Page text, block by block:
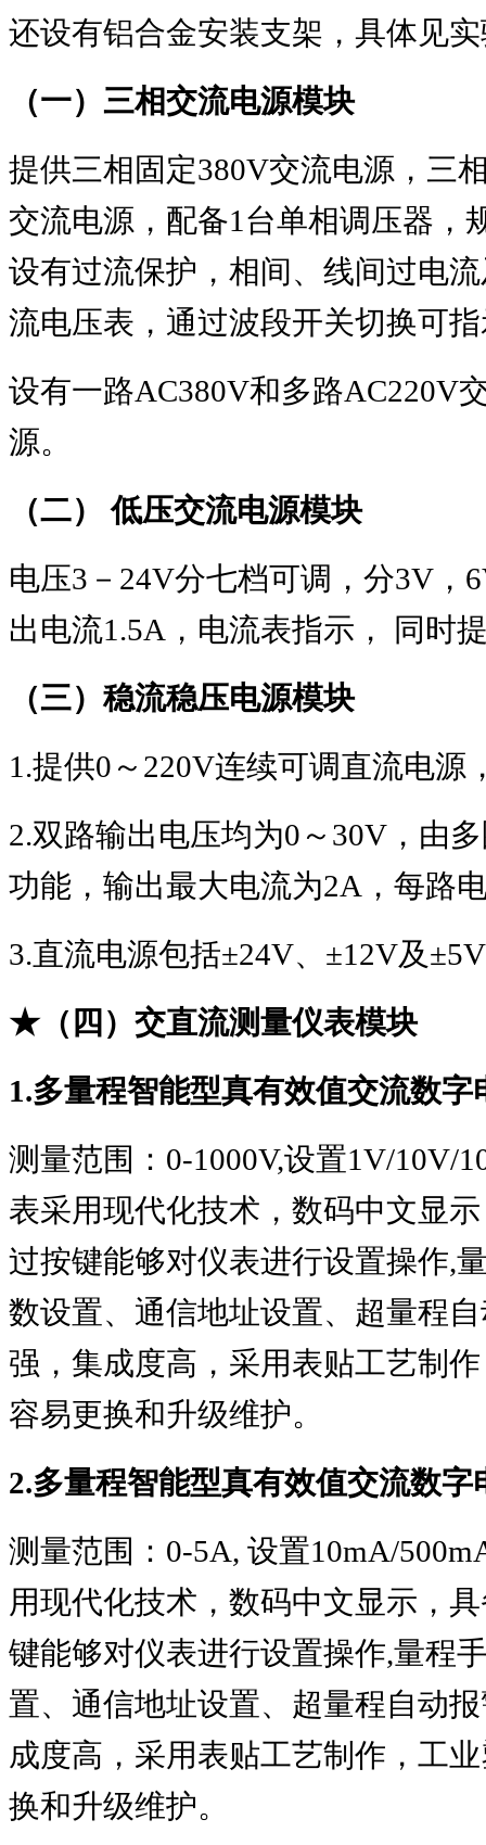
还设有铝合金安装支架，具体见
（一）三相交流电源模块
提供三相固定380V交流电源，三
交流电源，配备1 台单相调压器，
设有过流保护，相间、线间过电
流电压表，通过波段开关切换可
设有一路AC380V和多路AC220V
源。
（二） 低压交流电源模块
电压3 － 24V分七档可调，分3V ，
出电流1.5A ，电流表指示， 同时
（三）稳流稳压电源模块
1.提供0 ～ 220V连续可调直流电源
2.双路输出电压均为0 ～ 30V ，由
功能，输出最大电流为2A ，每路
3.直流电源包括±24V、 ±12V及±5V
★（四）交直流测量仪表模块
1.多量程智能型真有效值交流数字
测量范围： 0-1000V,设置1V/10V/
表采用现代化技术，数码中文显
过按键能够对仪表进行设置操作,
数设置、通信地址设置、超量程
强，集成度高，采用表贴工艺制
容易更换和升级维护。
2.多量程智能型真有效值交流数字
测量范围： 0-5A, 设置10mA/
用现代化技术，数码中文显示，
键能够对仪表进行设置操作,量程
置、通信地址设置、超量程自动
成度高，采用表贴工艺制作，工
换和升级维护。